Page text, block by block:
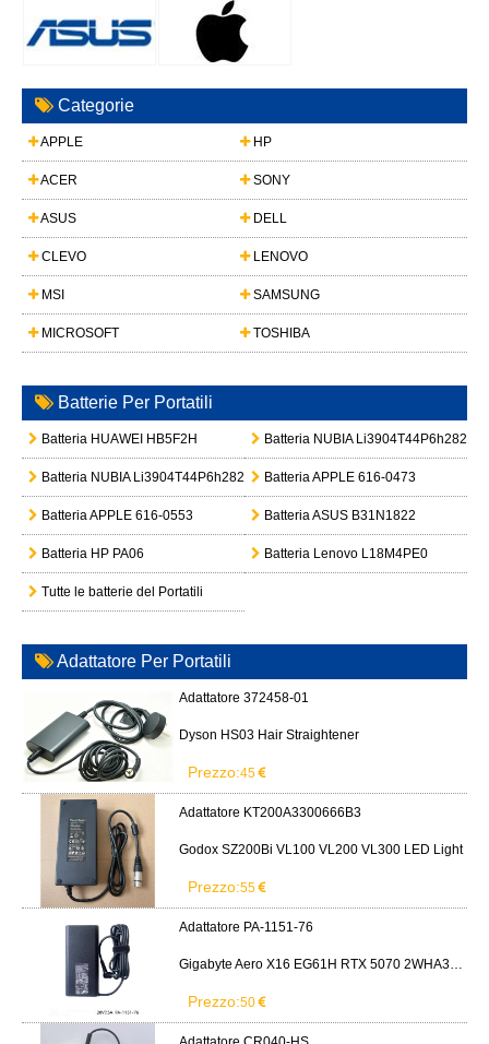
Categorie
APPLE HP
ACER SONY
ASUS DELL
CLEVO LENOVO
MSI SAMSUNG
MICROSOFT TOSHIBA
Batterie Per Portatili
Batteria HUAWEI HB5F2H Batteria NUBIA Li3904T44P6h282455
Batteria NUBIA Li3904T44P6h282455Batteria APPLE 616-0473
Batteria APPLE 616-0553 Batteria ASUS B31N1822
Batteria HP PA06 Batteria Lenovo L18M4PE0
Tutte le batterie del Portatili
Adattatore Per Portatili
Adattatore 372458-01
Dyson HS03 Hair Straightener
Prezzo:45
Adattatore KT200A3300666B3
Godox SZ200Bi VL100 VL200 VL300 LED Light
Prezzo:55
Adattatore PA-1151-76
Gigabyte Aero X16 EG61H RTX 5070 2WHA3USC64AH LITEON PA-1151-76 150W adapter
Prezzo:50